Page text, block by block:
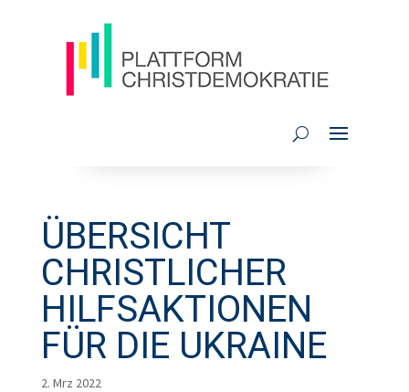
ÜBERSICHT
CHRISTLICHER
HILFSAKTIONEN
FÜR DIE UKRAINE
2. Mrz 2022